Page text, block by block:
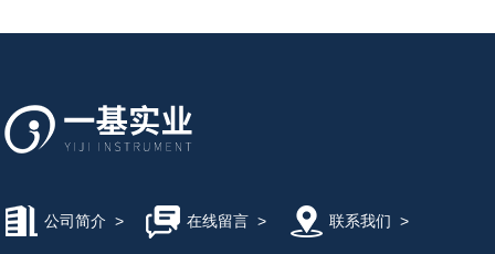
公司简介 > 在线留言> 联系我们 >